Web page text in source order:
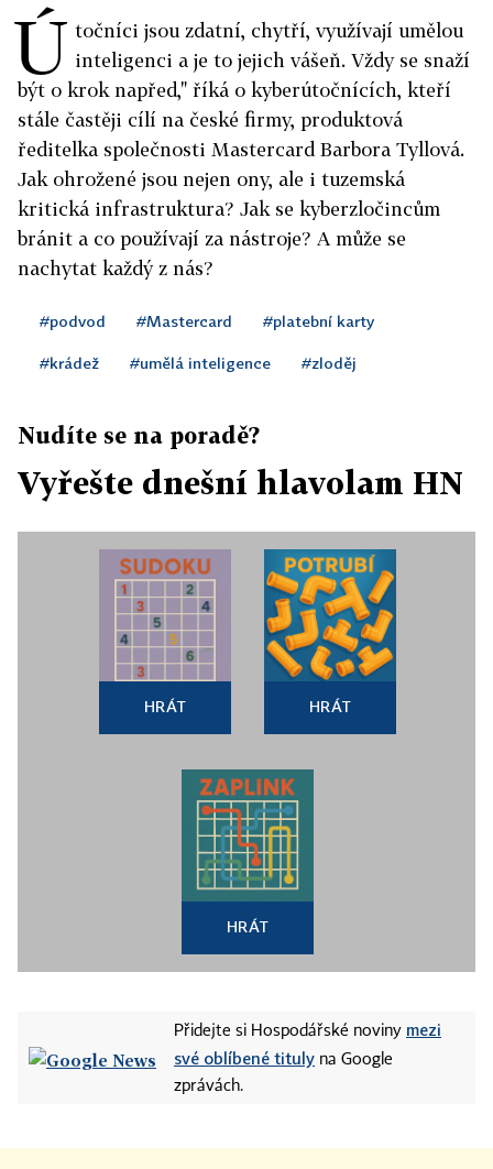
Ú točníci jsou zdatní, chytří, využívají umělou
inteligenci a je to jejich vášeň. Vždy se snaží
být o krok napřed," říká o kyberútočnících, kteří
stále častěji cílí na české firmy, produktová
ředitelka společnosti Mastercard Barbora Tyllová.
Jak ohrožené jsou nejen ony, ale i tuzemská
kritická infrastruktura? Jak se kyberzločincům
bránit a co používají za nástroje? A může se
nachytat každý z nás?
#podvod #Mastercard #platební karty
#krádež #umělá inteligence #zloděj
Nudíte se na poradě?
Vyřešte dnešní hlavolam HN
HRÁT HRÁT
HRÁT
Přidejte si Hospodářské noviny mezi
své oblíbené tituly na Google
zprávách.